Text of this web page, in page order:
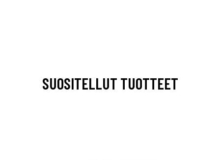
SUOSITELLUT TUOTTEET